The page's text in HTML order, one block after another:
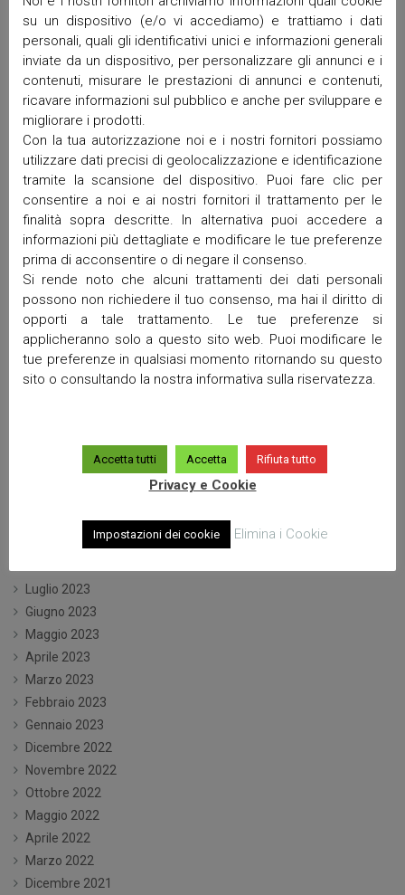
Aprile 2026
Marzo 2026
Febbraio 2026
Gennaio 2026
Dicembre 2025
Novembre 2025
Ottobre 2025
Settembre 2025
Maggio 2025
Aprile 2025
Febbraio 2025
Gennaio 2025
Dicembre 2024
Ottobre 2024
Settembre 2024
Luglio 2024
Marzo 2024
Dicembre 2023
Luglio 2023
Giugno 2023
Maggio 2023
Aprile 2023
Marzo 2023
Febbraio 2023
Gennaio 2023
Dicembre 2022
Novembre 2022
Ottobre 2022
Maggio 2022
Aprile 2022
Marzo 2022
Dicembre 2021
su un dispositivo (e/o vi accediamo) e trattiamo i dati
personali, quali gli identificativi unici e informazioni generali
inviate da un dispositivo, per personalizzare gli annunci e i
contenuti, misurare le prestazioni di annunci e contenuti,
ricavare informazioni sul pubblico e anche per sviluppare e
migliorare i prodotti.
Con la tua autorizzazione noi e i nostri fornitori possiamo
utilizzare dati precisi di geolocalizzazione e identificazione
tramite la scansione del dispositivo. Puoi fare clic per
consentire a noi e ai nostri fornitori il trattamento per le
finalità sopra descritte. In alternativa puoi accedere a
informazioni più dettagliate e modificare le tue preferenze
prima di acconsentire o di negare il consenso.
Si rende noto che alcuni trattamenti dei dati personali
possono non richiedere il tuo consenso, ma hai il diritto di
opporti a tale trattamento. Le tue preferenze si
applicheranno solo a questo sito web. Puoi modificare le
tue preferenze in qualsiasi momento ritornando su questo
sito o consultando la nostra informativa sulla riservatezza.
Accetta tutti Accetta Rifiuta tutto
Privacy e Cookie
Impostazioni dei cookie Elimina i Cookie